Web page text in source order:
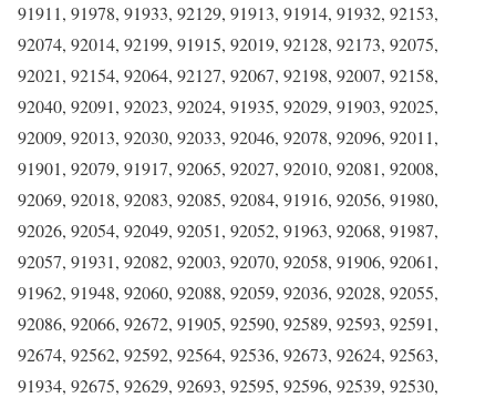
91911, 91978, 91933, 92129, 91913, 91914, 91932, 92153,
92074, 92014, 92199, 91915, 92019, 92128, 92173, 92075,
92021, 92154, 92064, 92127, 92067, 92198, 92007, 92158,
92040, 92091, 92023, 92024, 91935, 92029, 91903, 92025,
92009, 92013, 92030, 92033, 92046, 92078, 92096, 92011,
91901, 92079, 91917, 92065, 92027, 92010, 92081, 92008,
92069, 92018, 92083, 92085, 92084, 91916, 92056, 91980,
92026, 92054, 92049, 92051, 92052, 91963, 92068, 91987,
92057, 91931, 92082, 92003, 92070, 92058, 91906, 92061,
91962, 91948, 92060, 92088, 92059, 92036, 92028, 92055,
92086, 92066, 92672, 91905, 92590, 92589, 92593, 92591,
92674, 92562, 92592, 92564, 92536, 92673, 92624, 92563,
91934, 92675, 92629, 92693, 92595, 92596, 92539, 92530,